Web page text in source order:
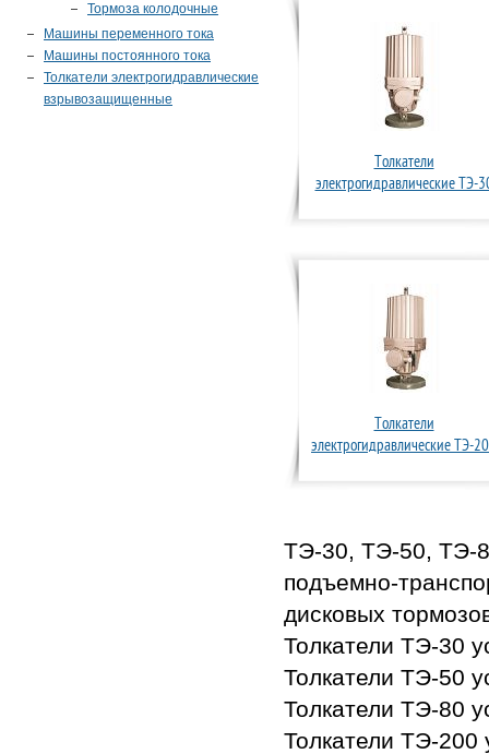
Толкатели
электрогидравлические ТЭ-
Толкатели
электрогидравлические ТЭ-
ТЭ-30, ТЭ-50, ТЭ-
подъемно-
дисковых
Толкатели ТЭ-30
Толкатели ТЭ-50
Толкатели ТЭ-80
Толкатели ТЭ-200
Тормоза колодочные
Машины переменного тока
Машины постоянного тока
Толкатели электрогидравлические
взрывозащищенные